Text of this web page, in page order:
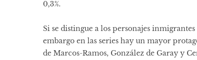
0,3%.
Si se distingue a los personajes
embargo en las series hay un mayor
de Marcos-Ramos, González de Garay y